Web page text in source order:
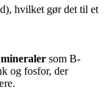
hvilket gør det til et
som B-
og fosfor, der